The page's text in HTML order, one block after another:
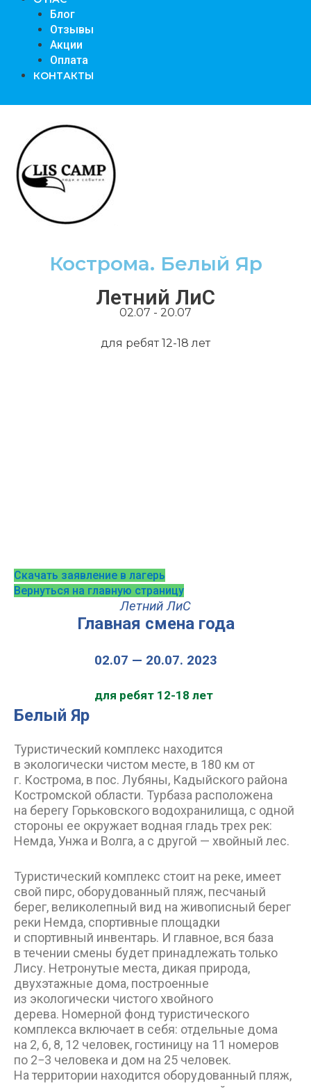
Блог
Отзывы
Акции
Оплата
КОНТАКТЫ
Кострома. Белый Яр
Летний ЛиС
02.07 - 20.07
для ребят 12-18 лет
Скачать заявление в лагерь
Вернуться на главную страницу
Летний ЛиС
Главная смена года
02.07 — 20.07. 2023
для ребят 12-18 лет
Белый Яр
Туристический комплекс находится
в экологически чистом месте, в 180 км от
г. Кострома, в пос. Лубяны, Кадыйского района
Костромской области. Турбаза расположена
на берегу Горьковского водохранилища, с одной
стороны ее окружает водная гладь трех рек:
Немда, Унжа и Волга, а с другой — хвойный лес.
Туристический комплекс стоит на реке, имеет
свой пирс, оборудованный пляж, песчаный
берег, великолепный вид на живописный берег
реки Немда, спортивные площадки
и спортивный инвентарь. И главное, вся база
в течении смены будет принадлежать только
Лису. Нетронутые места, дикая природа,
двухэтажные дома, построенные
из экологически чистого хвойного
дерева. Номерной фонд туристического
комплекса включает в себя: отдельные дома
на 2, 6, 8, 12 человек, гостиницу на 11 номеров
по 2−3 человека и дом на 25 человек.
На территории находится оборудованный пляж,